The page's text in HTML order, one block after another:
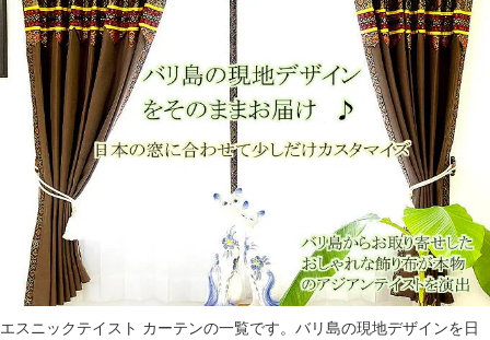
エスニックテイスト カーテンの一覧です。バリ島の現地デザインを日